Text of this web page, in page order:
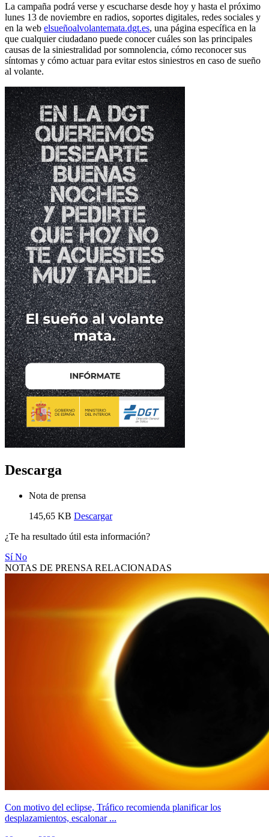
La campaña podrá verse y escucharse desde hoy y hasta el próximo
lunes 13 de noviembre en radios, soportes digitales, redes sociales y
en la web elsueñoalvolantemata.dgt.es, una página específica en la
que cualquier ciudadano puede conocer cuáles son las principales
causas de la siniestralidad por somnolencia, cómo reconocer sus
síntomas y cómo actuar para evitar estos siniestros en caso de sueño
al volante.
Descarga
Nota de prensa
145,65 KB Descargar
¿Te ha resultado útil esta información?
SíNo
NOTAS DE PRENSA RELACIONADAS
Con motivo del eclipse, Tráfico recomienda planificar los
desplazamientos, escalonar ...